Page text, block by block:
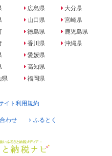
県
広島県
山口県
徳島県
香川県
愛媛県
高知県
福岡県
大分県
宮崎県
鹿児島県
沖縄県
イト利用規約
わせ ふるとく